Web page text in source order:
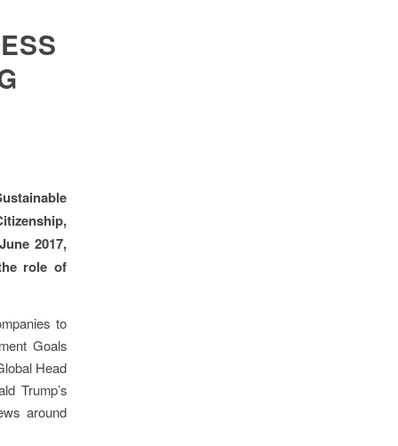
2017,
role of
to
Goals
Head
Trump’s
around